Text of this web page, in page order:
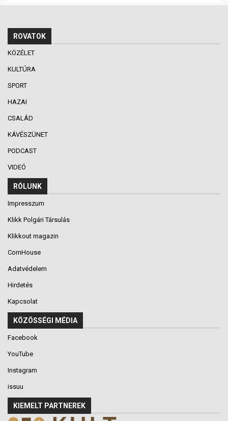
ROVATOK
KÖZÉLET
KULTÚRA
SPORT
HAZAI
CSALÁD
KÁVÉSZÜNET
PODCAST
VIDEÓ
RÓLUNK
Impresszum
Klikk Polgári Társulás
Klikkout magazin
CornHouse
Adatvédelem
Hirdetés
Kapcsolat
KÖZÖSSÉGI MÉDIA
Facebook
YouTube
Instagram
issuu
KIEMELT PARTNEREK